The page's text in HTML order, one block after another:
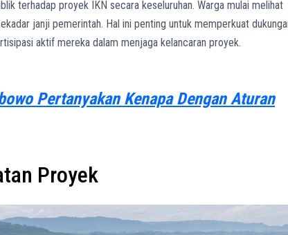
terhadap proyek IKN secara keseluruhan. Warga mulai melihat
janji pemerintah. Hal ini penting untuk memperkuat
aktif mereka dalam menjaga kelancaran proyek.
Pertanyakan Kenapa Dengan Aturan
Proyek